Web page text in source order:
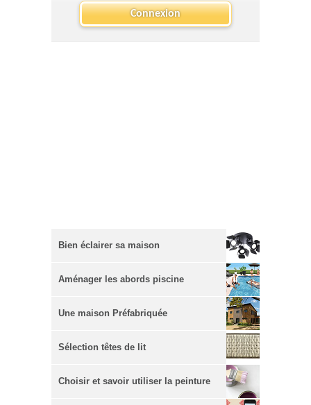
Connexion
Bien éclairer sa maison
Aménager les abords piscine
Une maison Préfabriquée
Sélection têtes de lit
Choisir et savoir utiliser la peinture